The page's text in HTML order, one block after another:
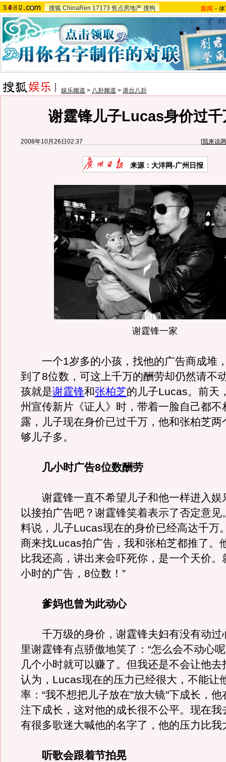
搜狐 ChinaRen 17173 焦点房地产 搜狗 新闻 -
娱乐频道 > 八卦频道 > 港台八卦
谢霆锋儿子Lucas身价过千
2008年10月26日02:37 [我来说
来源：大洋网-广州日报
谢霆锋一家
一个1岁多的小孩，找他的广告商成堆
到了8位数，可这上千万的酬劳却仍然请不
孩就是谢霆锋和张柏芝的儿子Lucas。前天
州宣传新片《证人》时，带着一脸自己都不
露，儿子现在身价已过千万，他和张柏芝两
够儿子多。
几小时广告8位数酬劳
谢霆锋一直不希望儿子和他一样进入娱
以接拍广告吧？谢霆锋笑着表示了否定意见
料说，儿子Lucas现在的身价已经高达千万
商来找Lucas拍广告，我和张柏芝都推了。
比我还高，讲出来会吓死你，是一个天价。
小时的广告，8位数！”
爹妈也曾为此动心
千万级的身价，谢霆锋夫妇有没有动过
里谢霆锋有点骄傲地笑了：“怎么会不动心
几个小时就可以赚了。但我还是不会让他去
认为，Lucas现在的压力已经很大，不能让
率：“我不想把儿子放在"放大镜"下成长，
注下成长，这对他的成长很不公平。现在我
有很多歌迷大喊他的名字了，他的压力比我
听歌会跟着节拍晃